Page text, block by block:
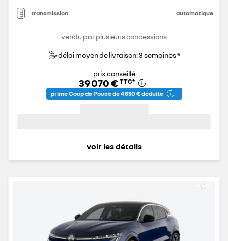
transmission automatique
vendu par plusieurs concessions
délai moyen de livraison: 3 semaines *
prix conseillé
39 070 € TTC*
prime Coup de Pouce de 4 830 € déduite
voir les détails